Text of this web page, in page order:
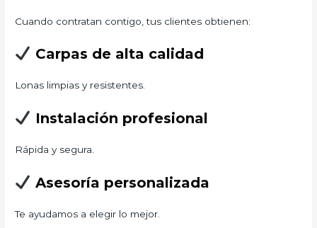
Cuando contratan contigo, tus clientes obtienen:
Carpas de alta calidad
Lonas limpias y resistentes.
Instalación profesional
Rápida y segura.
Asesoría personalizada
Te ayudamos a elegir lo mejor.